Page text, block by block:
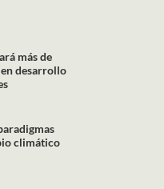
más de
en desarrollo
climático